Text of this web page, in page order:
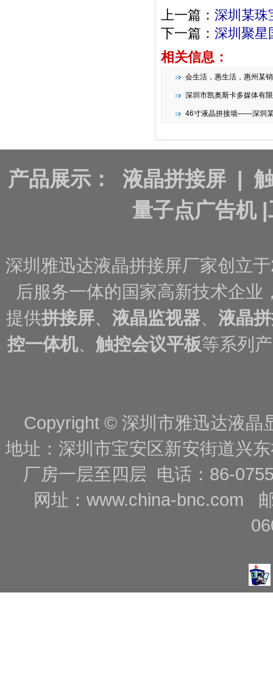
上一篇： 深圳某珠
下一篇： 深圳聚星
相关信息：
会生活，惠生活，惠州某销售中
深圳市凯奥斯卡多媒体有限公司_1x6液
46寸液晶拼接墙——深圳
产品展示： 液晶拼接屏 |
量子点广告机|
深圳雅迅达液晶拼接屏厂家创立
后服务一体的国家高新技术企
提供拼接屏、 液晶监视器、 液晶
控一体机、 触控会议平板等系列
Copyright © 深圳市雅迅达液
地址：深圳市宝安区新安街道兴
厂房一层至四层 电话：86-
网址： www.china-bnc.com